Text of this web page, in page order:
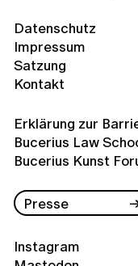
Datenschutz
Impressum
Satzung
Kontakt
Erklärung zur
Bucerius Law
Bucerius Kunst
Presse
Instagram